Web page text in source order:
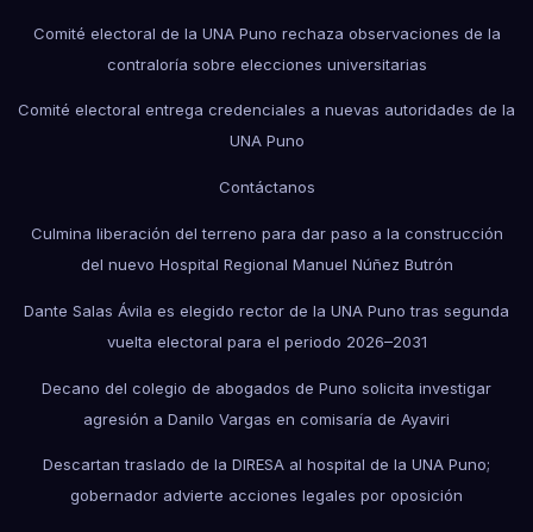
Comité electoral de la UNA Puno rechaza observaciones de la
contraloría sobre elecciones universitarias
Comité electoral entrega credenciales a nuevas autoridades de la
UNA Puno
Contáctanos
Culmina liberación del terreno para dar paso a la construcción
del nuevo Hospital Regional Manuel Núñez Butrón
Dante Salas Ávila es elegido rector de la UNA Puno tras segunda
vuelta electoral para el periodo 2026–2031
Decano del colegio de abogados de Puno solicita investigar
agresión a Danilo Vargas en comisaría de Ayaviri
Descartan traslado de la DIRESA al hospital de la UNA Puno;
gobernador advierte acciones legales por oposición